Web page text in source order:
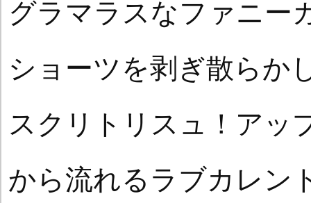
グラマラスなファニー
ショーツを剥ぎ散らか
スクリトリスュ！アッ
から流れるラブカレン